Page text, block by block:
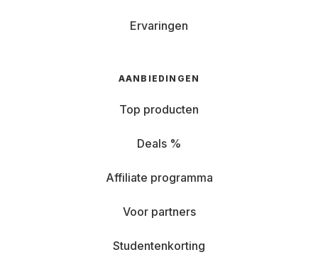
Ervaringen
AANBIEDINGEN
Top producten
Deals %
Affiliate programma
Voor partners
Studentenkorting